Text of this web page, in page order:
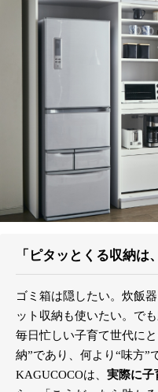
「ピタッとくる収納は
ゴミ箱は隠したい。炊飯
ット収納も使いたい。で
毎日忙しい子育て世代に
納”であり、何より“味方”
KAGUCOCOは、 実際に子